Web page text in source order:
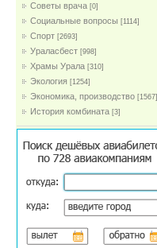
Советы врача [0]
Социальные вопросы [1114]
Спорт [2693]
Ураласбест [998]
Храмы Урала [310]
Экология [1254]
Экономика, производство [1567]
История комбината [3]